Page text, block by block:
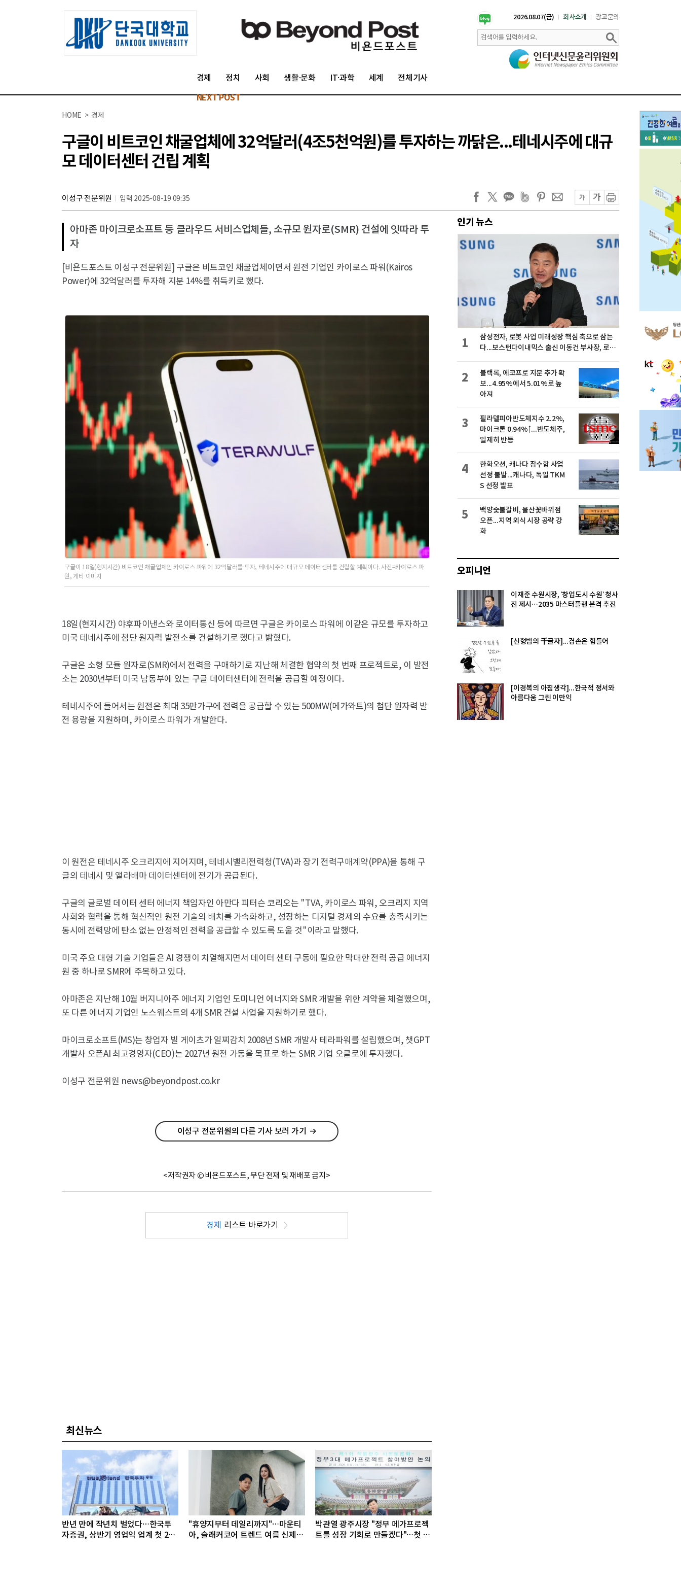
2026.08.07(금) 회사소개 광고문의
경제 정치 사회 생활·문화 IT·과학 세계 전체기사
NEXT POST
HOME > 경제
구글이 비트코인 채굴업체에 32억달러(4조5천억원)를 투자하는 까닭은...테네시주에 대규
모 데이터센터 건립 계획
이성구 전문위원 입력 2025-08-19 09:35
아마존 마이크로소프트 등 클라우드 서비스업체들, 소규모 원자로(SMR) 건설에 잇따라 투
자
[비욘드포스트 이성구 전문위원] 구글은 비트코인 채굴업체이면서 원전 기업인 카이로스 파워(Kairos
Power)에 32억달러를 투자해 지분 14%를 취득키로 했다.
구글이 18일(현지시간) 비트코인 채굴업체인 카이로스 파워에 32억달러를 투자, 테네시주에 대규모 데이터센터를 건립할 계획이다. 사진=카이로스 파
원, 게티 이미지
18일(현지시간) 야후파이낸스와 로이터통신 등에 따르면 구글은 카이로스 파워에 이같은 규모를 투자하고
미국 테네시주에 첨단 원자력 발전소를 건설하기로 했다고 밝혔다.
구글은 소형 모듈 원자로(SMR)에서 전력을 구매하기로 지난해 체결한 협약의 첫 번째 프로젝트로, 이 발전
소는 2030년부터 미국 남동부에 있는 구글 데이터센터에 전력을 공급할 예정이다.
테네시주에 들어서는 원전은 최대 35만가구에 전력을 공급할 수 있는 500MW(메가와트)의 첨단 원자력 발
전 용량을 지원하며, 카이로스 파워가 개발한다.
이 원전은 테네시주 오크리지에 지어지며, 테네시밸리전력청(TVA)과 장기 전력구매계약(PPA)을 통해 구
글의 테네시 및 앨라배마 데이터센터에 전기가 공급된다.
구글의 글로벌 데이터 센터 에너지 책임자인 아만다 피터슨 코리오는 "TVA, 카이로스 파워, 오크리지 지역
사회와 협력을 통해 혁신적인 원전 기술의 배치를 가속화하고, 성장하는 디지털 경제의 수요를 충족시키는
동시에 전력망에 탄소 없는 안정적인 전력을 공급할 수 있도록 도울 것"이라고 말했다.
미국 주요 대형 기술 기업들은 AI 경쟁이 치열해지면서 데이터 센터 구동에 필요한 막대한 전력 공급 에너지
원 중 하나로 SMR에 주목하고 있다.
아마존은 지난해 10월 버지니아주 에너지 기업인 도미니언 에너지와 SMR 개발을 위한 계약을 체결했으며,
또 다른 에너지 기업인 노스웨스트의 4개 SMR 건설 사업을 지원하기로 했다.
마이크로소프트(MS)는 창업자 빌 게이츠가 일찌감치 2008년 SMR 개발사 테라파워를 설립했으며, 챗GPT
개발사 오픈AI 최고경영자(CEO)는 2027년 원전 가동을 목표로 하는 SMR 기업 오클로에 투자했다.
이성구 전문위원 news@beyondpost.co.kr
이성구 전문위원의 다른 기사 보러 가기
<저작권자 © 비욘드포스트, 무단 전재 및 재배포 금지>
경제 리스트 바로가기
최신뉴스
반년 만에 작년치 벌었다…한국투
자증권, 상반기 영업익 업계 첫 2조
"휴양지부터 데일리까지"…마운티
아, 슬래커코어 트렌드 여름 신제품
박관열 광주시장 "정부 메가프로젝
트를 성장 기회로 만들겠다"…첫 시
인기 뉴스
삼성전자, 로봇 사업 미래성장 핵심 축으로 삼는
다...보스턴다이내믹스 출신 이동건 부사장, 로보
1
블랙록, 에코프로 지분 추가 확
보...4.95%에서 5.01%로 높
아져
2
필라델피아반도체지수 2.2%,
마이크론 0.94%↑...반도체주,
일제히 반등
3
한화오션, 캐나다 잠수함 사업
선정 불발...캐나다, 독일 TKM
S 선정 발표
4
백양숯불갈비, 울산꽃바위점
오픈...지역 외식 시장 공략 강
화
5
오피니언
이재준 수원시장, ‘창업도시 수원’ 청사
진 제시…2035 마스터플랜 본격 추진
[신형범의 千글자]...겸손은 힘들어
[이경복의 아침생각]...한국적 정서와
아름다움 그린 이만익